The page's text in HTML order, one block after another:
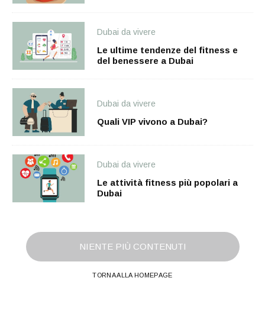
Dubai da vivere
Le ultime tendenze del fitness e
del benessere a Dubai
Dubai da vivere
Quali VIP vivono a Dubai?
Dubai da vivere
Le attività fitness più popolari a
Dubai
NIENTE PIÙ CONTENUTI
TORNA ALLA HOMEPAGE